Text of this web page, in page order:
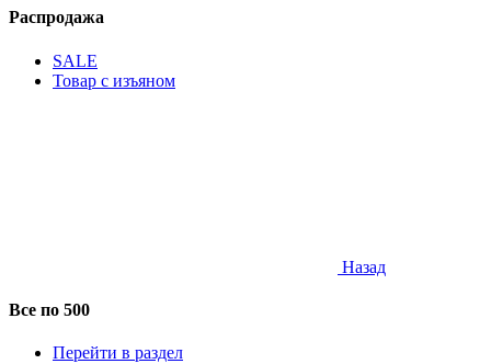
Распродажа
SALE
Товар с изъяном
Назад
Все по 500
Перейти в раздел